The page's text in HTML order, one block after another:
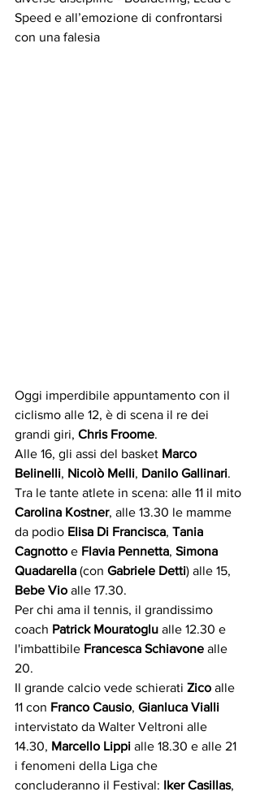
Speed e all’emozione di confrontarsi
con una falesia
Oggi imperdibile appuntamento con il
ciclismo alle 12, è di scena il re dei
grandi giri, Chris Froome.
Alle 16, gli assi del basket Marco
Belinelli, Nicolò Melli, Danilo Gallinari.
Tra le tante atlete in scena: alle 11 il mito
Carolina Kostner, alle 13.30 le mamme
da podio Elisa Di Francisca, Tania
Cagnotto e Flavia Pennetta, Simona
Quadarella (con Gabriele Detti) alle 15,
Bebe Vio alle 17.30.
Per chi ama il tennis, il grandissimo
coach Patrick Mouratoglu alle 12.30 e
l'imbattibile Francesca Schiavone alle
20.
Il grande calcio vede schierati Zico alle
11 con Franco Causio, Gianluca Vialli
intervistato da Walter Veltroni alle
14.30, Marcello Lippi alle 18.30 e alle 21
i fenomeni della Liga che
concluderanno il Festival: Iker Casillas,